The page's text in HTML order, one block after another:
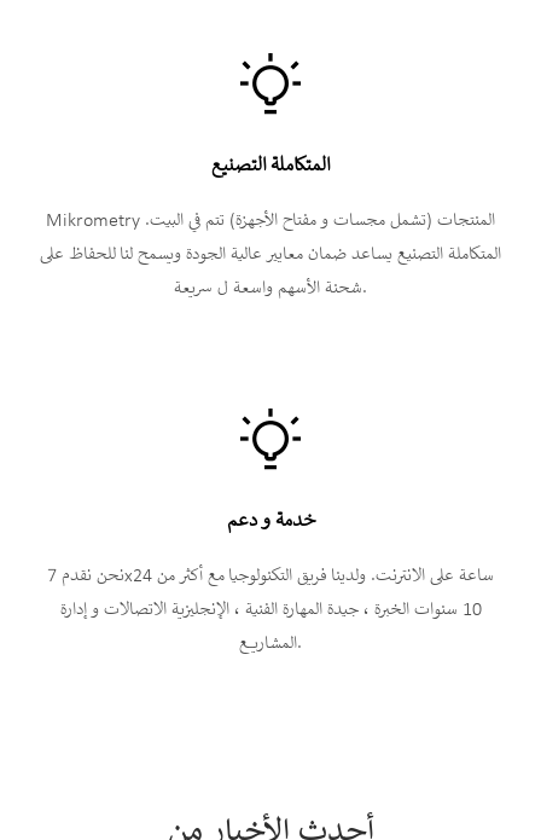

المتكاملة التصنيع
Mikrometry المنتجات (تشمل مجسات و مفتاح الأجهزة) تتم في البيت.
المتكاملة التصنيع يساعد ضمان معايير عالية الجودة ويسمح لنا للحفاظ على
شحنة الأسهم واسعة ل سريعة.

خدمة و دعم
نحن نقدم 7x24 ساعة على الانترنت. ولدينا فريق التكنولوجيا مع أكثر من
10 سنوات الخبرة ، جيدة المهارة الفنية ، الإنجليزية الاتصالات و إدارة
المشاريع.